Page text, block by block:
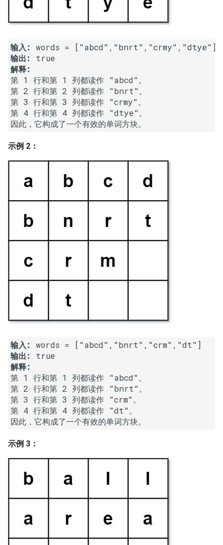
16. 数值的整数次方
18. 删除链表的节点
19. 正则表达式匹配
20. 表示数值的字符串
21. 调整数组顺序使奇数位于
偶数前面
25. 合并两个排序的链表
26. 树的子结构
27. 二叉树的镜像
31. 栈的压入、弹出序列
32.1. 从上到下打印二叉树
32.2. 从上到下打印二叉树 II
33. 二叉搜索树的后序遍历序
34. 二叉树中和为某一值的路
14. 字符串中的变位词
16. 不含重复字符的最长子字
符串
17. 含有所有字符的最短字符
串
18. 有效的回文
19. 最多删除一个字符得到回
文
20. 回文子字符串的个数
21. 删除链表的倒数第 n 个结
26. 重排链表
27. 回文链表
28. 展平多级双向链表
30. 插入、删除和随机访问都
是 O(1) 的容器
32. 有效的变位词
2.6. 回文链表
2.8. 环路检测
3.1. 三合一
3.2. 栈的最小值
3.3. 堆盘子
3.5. 栈排序
3.6. 动物收容所
4.1. 节点间通路
4.4. 检查平衡性
4.5. 合法二叉搜索树
4.6. 后继者
4.8. 首个共同祖先
4.9. 二叉搜索树序列
4.10. 检查子树
4.12. 求和路径
5.1. 插入
5.2. 二进制数转字符串
5.3. 翻转数位
输入:
输出:
解释:
第 1 行和第 1 列都读作 "abcd"。
第 2 行和第 2 列都读作 "bnrt"。
第 3 行和第 3 列都读作 "crmy"。
第 4 行和第 4 列都读作 "dtye"。
示例 2：
输入:
输出:
解释:
第 1 行和第 1 列都读作 "abcd"。
第 2 行和第 2 列都读作 "bnrt"。
第 3 行和第 3 列都读作 "crm"。
第 4 行和第 4 列都读作 "dt"。
示例 3：